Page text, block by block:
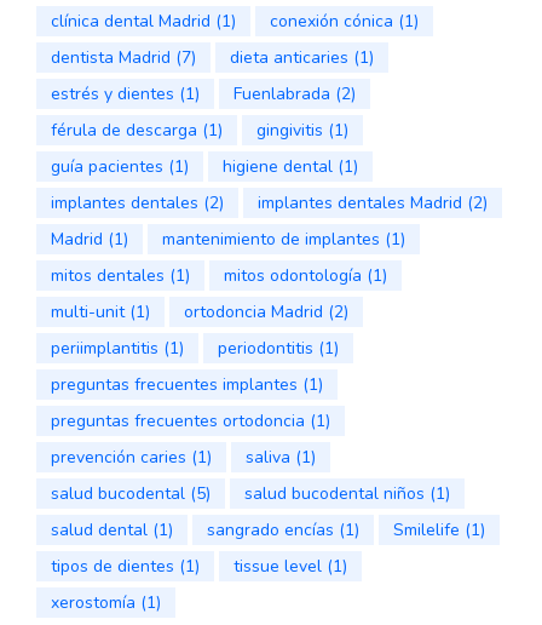
clínica dental Madrid (1) conexión cónica (1)
dentista Madrid (7) dieta anticaries (1)
estrés y dientes (1) Fuenlabrada (2)
férula de descarga (1) gingivitis (1)
guía pacientes (1) higiene dental (1)
implantes dentales (2) implantes dentales Madrid (2)
Madrid (1) mantenimiento de implantes (1)
mitos dentales (1) mitos odontología (1)
multi-unit(1) ortodoncia Madrid (2)
periimplantitis (1) periodontitis (1)
preguntas frecuentes implantes (1)
preguntas frecuentes ortodoncia (1)
prevención caries (1) saliva (1)
salud bucodental (5) salud bucodental niños (1)
salud dental (1) sangrado encías (1) Smilelife (1)
tipos de dientes (1) tissue level (1)
xerostomía (1)